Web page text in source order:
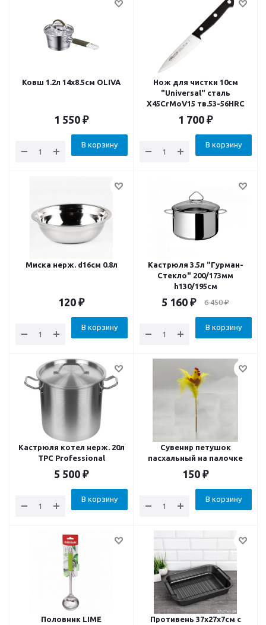
Ковш 1.2л 14x8.5см OLIVA
1 550 ₽
В корзину
Нож для чистки 10см
"Universal" сталь
X45CrMoV15 тв.53-56HRC
1 700 ₽
В корзину
Миска нерж. d16см 0.8л
120 ₽
В корзину
Кастрюля 3.5л "Гурман-
Стекло" 200/173мм
h130/195см
5 160 ₽ 6 450₽
В корзину
Кастрюля котел нерж. 20л
ТРС Professional
5 500 ₽
В корзину
Сувенир петушок
пасхальный на палочке
150 ₽
В корзину
Половник LIME
Противень 37х27х7см с